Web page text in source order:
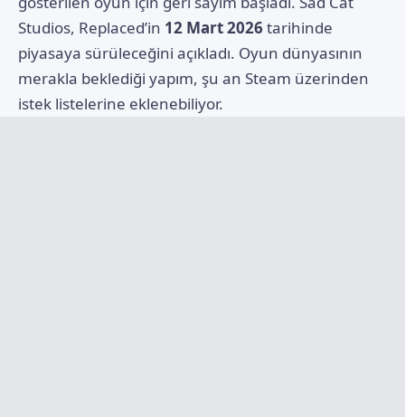
Studios, Replaced’in 12 Mart 2026 tarihinde
piyasaya sürüleceğini açıkladı. Oyun dünyasının
merakla beklediği yapım, şu an Steam üzerinden
istek listelerine eklenebiliyor.